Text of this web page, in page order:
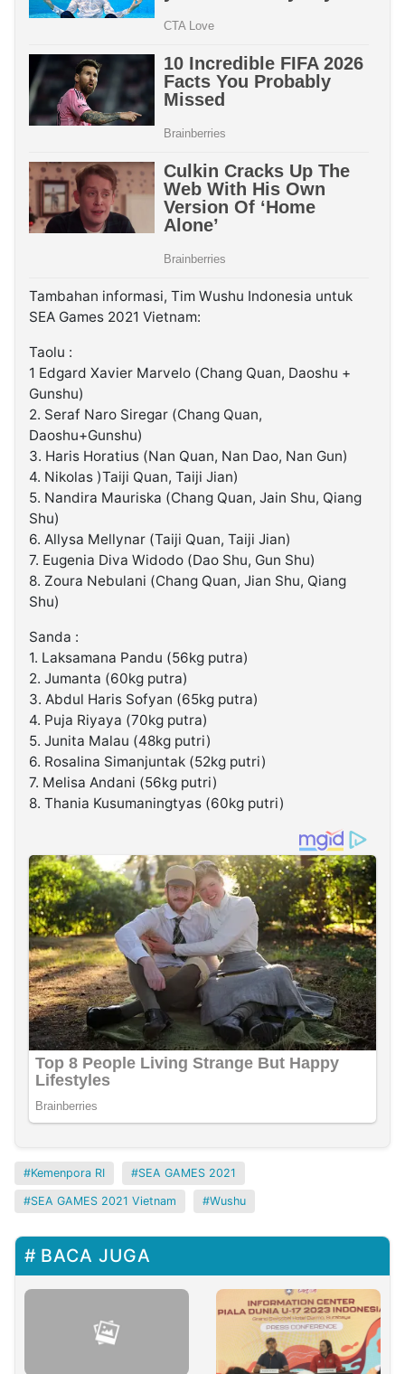
Tambahan informasi, Tim Wushu Indonesia untuk
SEA Games 2021 Vietnam:
Taolu :
1 Edgard Xavier Marvelo (Chang Quan, Daoshu +
Gunshu)
2. Seraf Naro Siregar (Chang Quan,
Daoshu+Gunshu)
3. Haris Horatius (Nan Quan, Nan Dao, Nan Gun)
4. Nikolas )Taiji Quan, Taiji Jian)
5. Nandira Mauriska (Chang Quan, Jain Shu, Qiang
Shu)
6. Allysa Mellynar (Taiji Quan, Taiji Jian)
7. Eugenia Diva Widodo (Dao Shu, Gun Shu)
8. Zoura Nebulani (Chang Quan, Jian Shu, Qiang
Shu)
Sanda :
1. Laksamana Pandu (56kg putra)
2. Jumanta (60kg putra)
3. Abdul Haris Sofyan (65kg putra)
4. Puja Riyaya (70kg putra)
5. Junita Malau (48kg putri)
6. Rosalina Simanjuntak (52kg putri)
7. Melisa Andani (56kg putri)
8. Thania Kusumaningtyas (60kg putri)
Kemenpora RI SEA GAMES 2021
SEA GAMES 2021 Vietnam Wushu
BACA JUGA